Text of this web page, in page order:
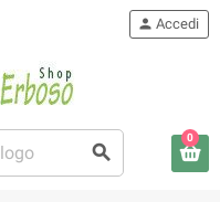
search
person Accedi
0